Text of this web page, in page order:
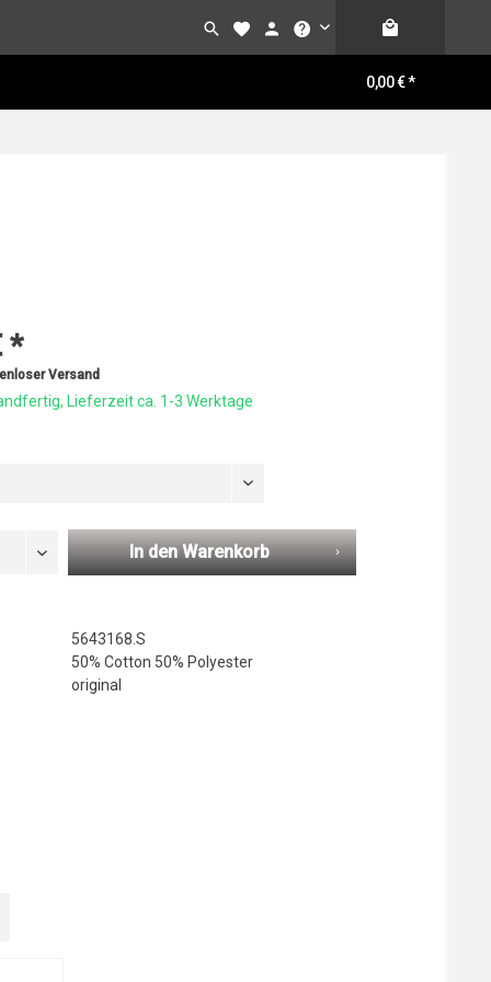
0,00 € *
*
Versand
Lieferzeit ca. 1-3 Werktage
In den Warenkorb
5643168.S
50% Cotton 50% Polyester
original